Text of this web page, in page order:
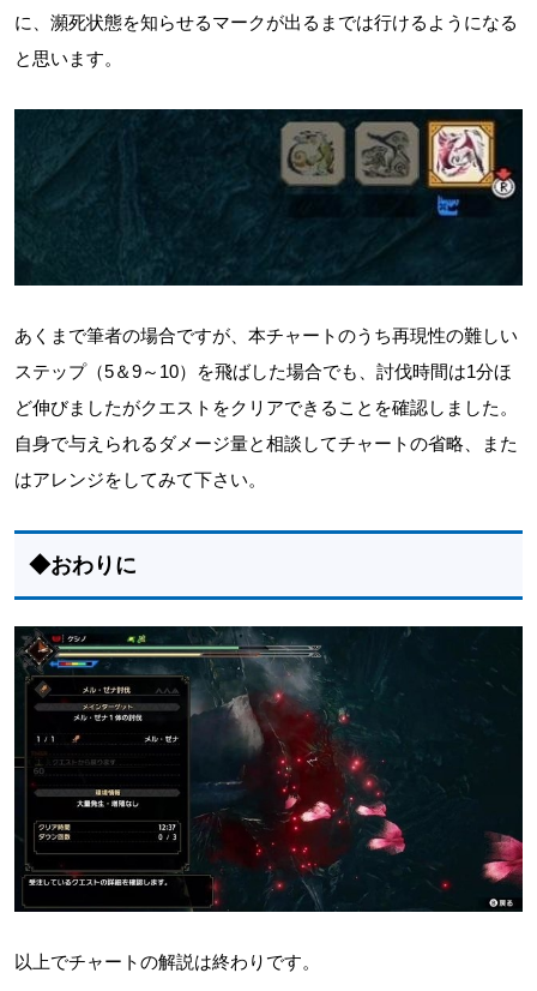
に、瀕死状態を知らせるマークが出るまでは行けるようになる
と思います。
あくまで筆者の場合ですが、本チャートのうち再現性の難しい
ステップ（5＆9～10）を飛ばした場合でも、討伐時間は1分ほ
ど伸びましたがクエストをクリアできることを確認しました。
自身で与えられるダメージ量と相談してチャートの省略、また
はアレンジをしてみて下さい。
◆おわりに
以上でチャートの解説は終わりです。